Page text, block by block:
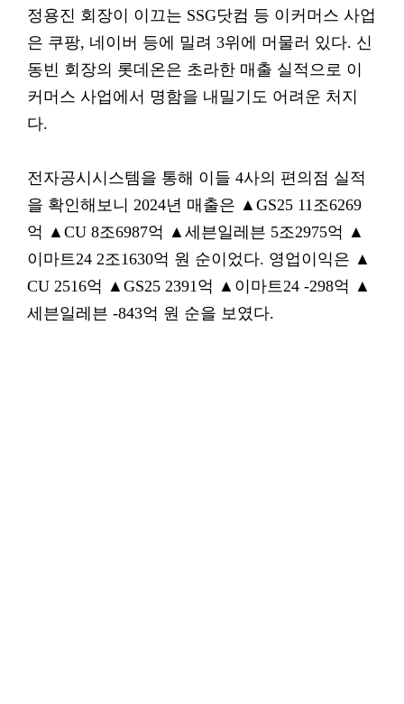
정용진 회장이 이끄는 SSG닷컴 등 이커머스 사업
은 쿠팡, 네이버 등에 밀려 3위에 머물러 있다. 신
동빈 회장의 롯데온은 초라한 매출 실적으로 이
커머스 사업에서 명함을 내밀기도 어려운 처지
다.
전자공시시스템을 통해 이들 4사의 편의점 실적
을 확인해보니 2024년 매출은 ▲GS25 11조6269
억 ▲CU 8조6987억 ▲세븐일레븐 5조2975억 ▲
이마트24 2조1630억 원 순이었다. 영업이익은 ▲
CU 2516억 ▲GS25 2391억 ▲이마트24 -298억 ▲
세븐일레븐 -843억 원 순을 보였다.